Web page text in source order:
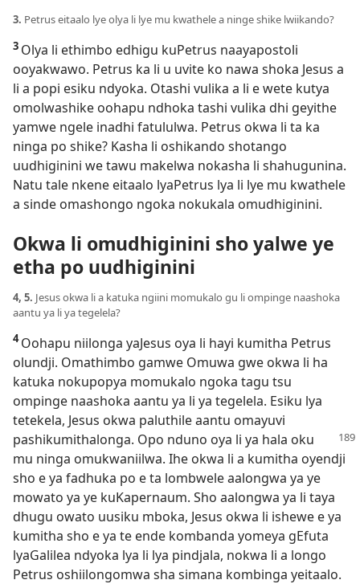
3. Petrus eitaalo lye olya li lye mu kwathele a ninge shike lwiikando?
3 Olya li ethimbo edhigu kuPetrus naayapostoli
ooyakwawo. Petrus ka li u uvite ko nawa shoka Jesus a
li a popi esiku ndyoka. Otashi vulika a li e wete kutya
omolwashike oohapu ndhoka tashi vulika dhi geyithe
yamwe ngele inadhi fatululwa. Petrus okwa li ta ka
ninga po shike? Kasha li oshikando shotango
uudhiginini we tawu makelwa nokasha li shahugunina.
Natu tale nkene eitaalo lyaPetrus lya li lye mu kwathele
a sinde omashongo ngoka nokukala omudhiginini.
Okwa li omudhiginini sho yalwe ye
etha po uudhiginini
4, 5. Jesus okwa li a katuka ngiini momukalo gu li ompinge naashoka
aantu ya li ya tegelela?
4Oohapu niilonga yaJesus oya li hayi kumitha Petrus
olundji. Omathimbo gamwe Omuwa gwe okwa li ha
katuka nokupopya momukalo ngoka tagu tsu
ompinge naashoka aantu ya li ya tegelela. Esiku lya
tetekela, Jesus okwa paluthile aantu omayuvi
pashikumithalonga. Opo nduno oya li ya hala oku
mu ninga omukwaniilwa. Ihe okwa li a kumitha oyendji
sho e ya fadhuka po e ta lombwele aalongwa ya ye
mowato ya ye kuKapernaum. Sho aalongwa ya li taya
dhugu owato uusiku mboka, Jesus okwa li ishewe e ya
kumitha sho e ya te ende kombanda yomeya gEfuta
lyaGalilea ndyoka lya li lya pindjala, nokwa li a longo
Petrus oshiilongomwa sha simana kombinga yeitaalo.